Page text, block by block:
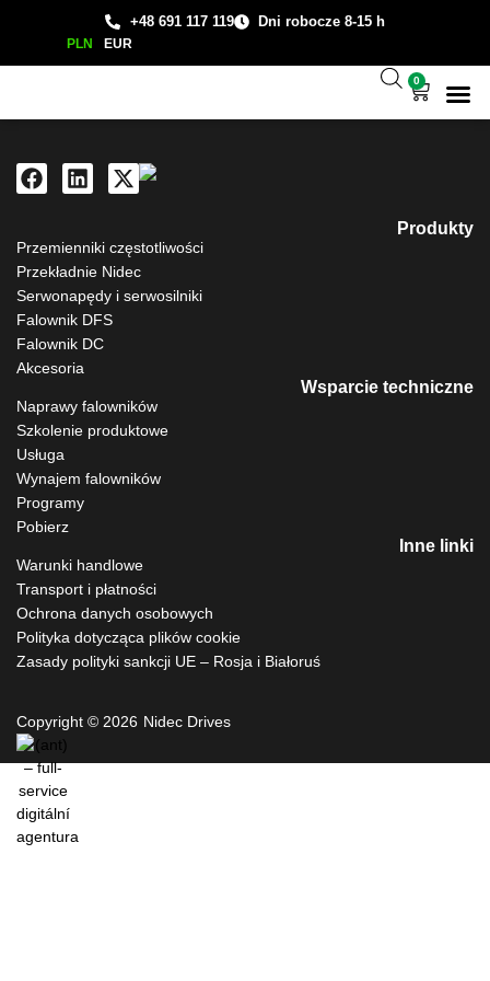
+48 691 117 119 Dni robocze 8-15 h
PLN EUR
0
Produkty
Przemienniki częstotliwości
Przekładnie Nidec
Serwonapędy i serwosilniki
Falownik DFS
Falownik DC
Akcesoria
Wsparcie techniczne
Naprawy falowników
Szkolenie produktowe
Usługa
Wynajem falowników
Programy
Pobierz
Inne linki
Warunki handlowe
Transport i płatności
Ochrona danych osobowych
Polityka dotycząca plików cookie
Zasady polityki sankcji UE – Rosja i Białoruś
Copyright © 2026 Nidec Drives